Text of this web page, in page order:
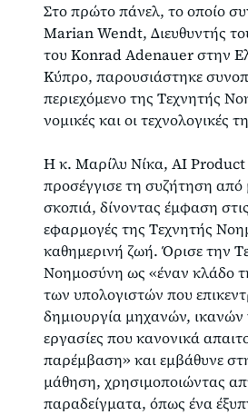
Στο πρώτο πάνελ, το οποίο
Marian Wendt, Διευθυντής
του Konrad Adenauer στην
Κύπρο, παρουσιάστηκε
περιεχόμενο της Τεχνητής
νομικές και οι τεχνολογικές
Η κ. Μαρίλυ Νίκα, AI
προσέγγισε τη συζήτηση από
σκοπιά, δίνοντας έμφαση
εφαρμογές της Τεχνητής
καθημερινή ζωή. Όρισε την
Νοημοσύνη ως «έναν κλάδο
των υπολογιστών που
δημιουργία μηχανών, ικανών
εργασίες που κανονικά
παρέμβαση» και εμβάθυνε
μάθηση, χρησιμοποιώντας
παραδείγματα, όπως ένα